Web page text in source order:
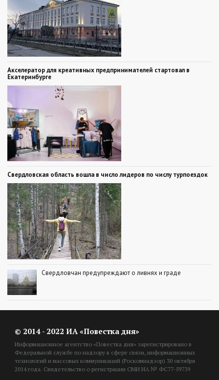
Акселератор для креативных предпринимателей стартовал в
Екатеринбурге
Свердловская область вошла в число лидеров по числу турпоездок
Свердловчан предупреждают о ливнях и граде
© 2014 - 2022 ИА «Повестка дня»
Информационное агентство «Повестка дня» зарегистрировано в
Федеральной службе по надзору в сфере связи, информационных
технологий и массовых коммуникаций (Роскомнадзор) 30 октября
2014 года. Свидетельство о регистрации СМИ ИА № ФС77-59739